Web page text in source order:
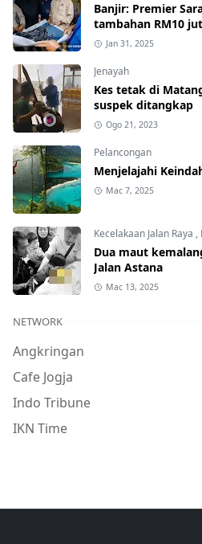
Banjir: Premier
tambahan RM10
Jan 31, 2025
Jenayah
Kes tetak di
suspek ditangkap
Ogo 21, 2023
Pelancongan
Menjelajahi
Mac 7, 2025
Kecelakaan Jalan Raya ,
Dua maut
Jalan Astana
Mac 13, 2025
NETWORK
Angkringan
Cafe Jogja
Indo Tribune
IKN Time